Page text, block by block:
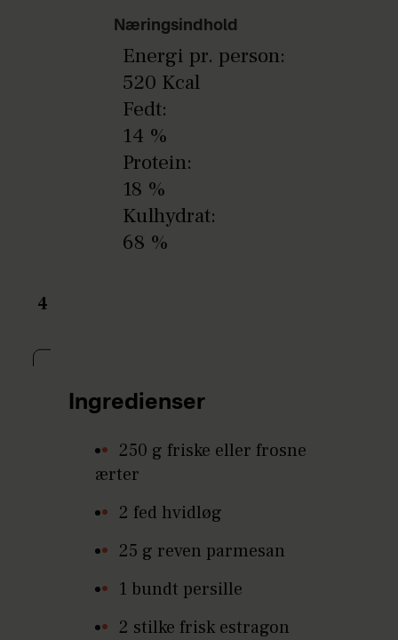
Næringsindhold
Energi pr. person:
520 Kcal
Fedt:
14 %
Protein:
18 %
Kulhydrat:
68 %
4
Ingredienser
250 g friske eller frosne
ærter
2 fed hvidløg
25 g reven parmesan
1 bundt persille
2 stilke frisk estragon